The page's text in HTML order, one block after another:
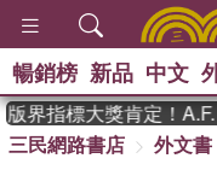
暢銷榜 新品 中文
界指標大獎肯定！A.F.
三民網路書店
外文書